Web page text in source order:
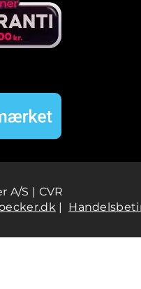
A/S | CVR
|